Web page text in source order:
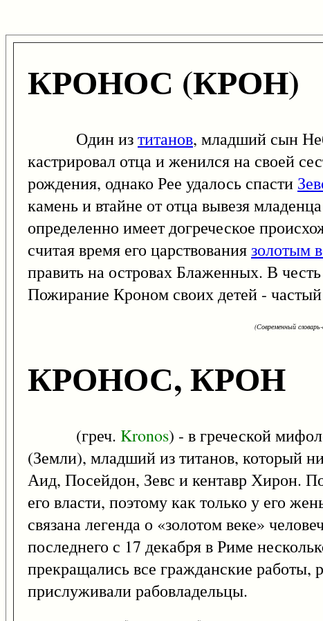
КРОНОС (КРОН)
Один изтитанов, младший сын
кастрировал отца и женился на своей
рождения, однако Рее удалось спасти
камень и втайне от отца вывезя
определенно имеет догреческое
считая время его царствованиязолотым
править на островах Блаженных. В
Пожирание Кроном своих детей -
(Современный
КРОНОС, КРОН
(греч. Kronos) - в греческой
(Земли), младший из титанов, который
Аид, Посейдон, Зевс и кентавр Хирон.
его власти, поэтому как только у его
связана легенда о «золотом веке»
последнего с 17 декабря в Риме
прекращались все гражданские
прислуживали рабовладельцы.